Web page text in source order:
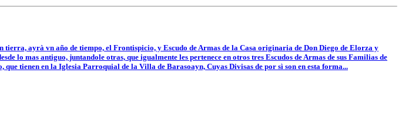
ayrà vn año de tiempo, el Frontispicio, y Escudo de Armas de la Casa originaria de Don Diego de Elorza y
lo mas antiguo, juntandole otras, que igualmente les pertenece en otros tres Escudos de Armas de sus Familias de
tienen en la Iglesia Parroquial de la Villa de Barasoayn, Cuyas Divisas de por sì son en esta forma...